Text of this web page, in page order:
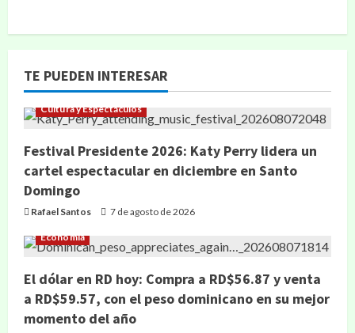
TE PUEDEN INTERESAR
Cultura y Espectáculos
Festival Presidente 2026: Katy Perry lidera un
cartel espectacular en diciembre en Santo
Domingo
Rafael Santos 7 de agosto de 2026
Economía
El dólar en RD hoy: Compra a RD$56.87 y venta
a RD$59.57, con el peso dominicano en su mejor
momento del año